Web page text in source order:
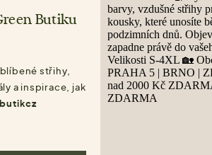
Butiku
střihy,
a inspirace, jak